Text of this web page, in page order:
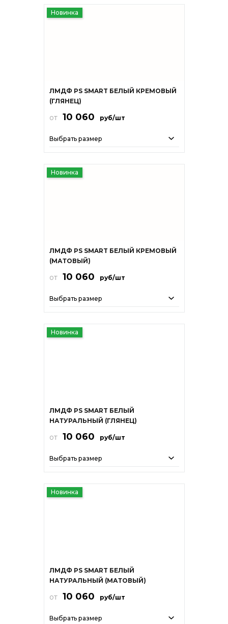
Новинка
ЛМДФ PS SMART БЕЛЫЙ КРЕМОВЫЙ
(ГЛЯНЕЦ)
от 10 060 руб/шт
Выбрать размер
Новинка
ЛМДФ PS SMART БЕЛЫЙ КРЕМОВЫЙ
(МАТОВЫЙ)
от 10 060 руб/шт
Выбрать размер
Новинка
ЛМДФ PS SMART БЕЛЫЙ
НАТУРАЛЬНЫЙ (ГЛЯНЕЦ)
от 10 060 руб/шт
Выбрать размер
Новинка
ЛМДФ PS SMART БЕЛЫЙ
НАТУРАЛЬНЫЙ (МАТОВЫЙ)
от 10 060 руб/шт
Выбрать размер